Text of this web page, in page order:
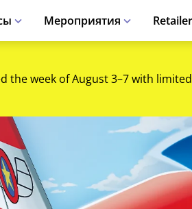
Мероприятия
the week of August 3–7 with